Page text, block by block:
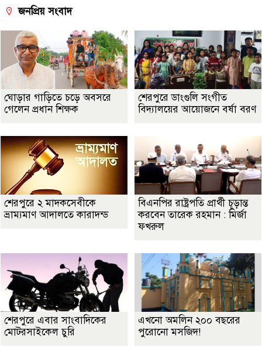
জনপ্রিয় সংবাদ
ঘোড়ার গাড়িতে চড়ে অবসরে
গেলেন প্রধান শিক্ষক
শেরপুরে ডাংগুলি সংগীত
বিদ্যালয়ের আয়োজনে বর্ষা বরণ
শেরপুরে ২ মাদকসেবীকে
ভ্রাম্যমাণ আদালতে কারাদন্ড
বিএনপির রাষ্ট্রপতি প্রার্থী চূড়ান্ত
করবেন তারেক রহমান : মির্জা
ফখরুল
শেরপুরে এবার সাংবাদিকের
মোটরসাইকেল চুরি
এখনো অমলিন ২০০ বছরের
পুরোনো মসজিদ!